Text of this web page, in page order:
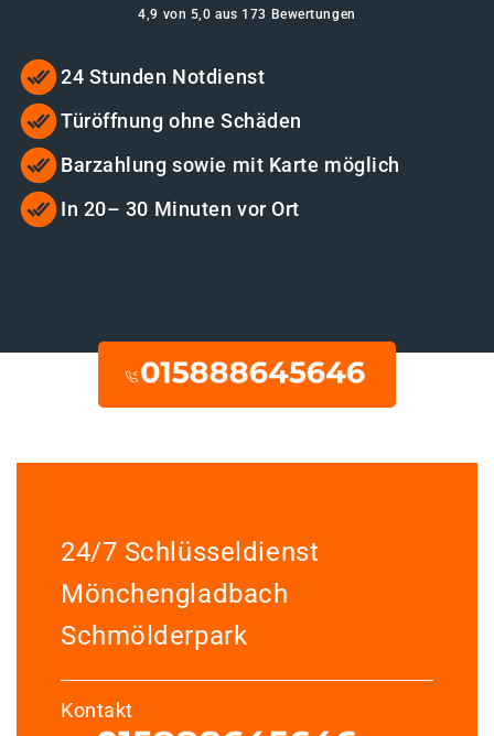
4,9 von 5,0 aus 173 Bewertungen
24 Stunden Notdienst
Türöffnung ohne Schäden
Barzahlung sowie mit Karte möglich
In 20– 30 Minuten vor Ort
24/7 Schlüsseldienst
Mönchengladbach
Schmölderpark
Kontakt